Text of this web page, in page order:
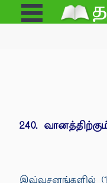
Open
Menu
240.
இவ்வசனங்களில்